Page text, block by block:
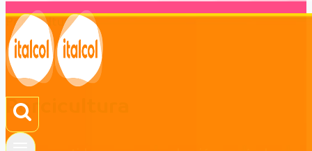
Porcicultura
LÍNEA
Porcicultura